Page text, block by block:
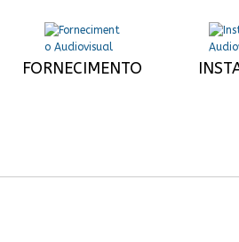
FORNECIMENTO